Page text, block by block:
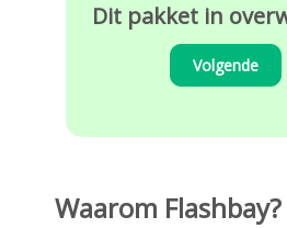
Dit pakket in
Volgende
Waarom Flashbay?